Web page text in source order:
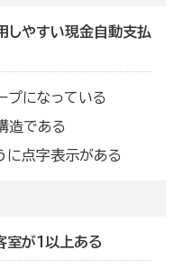
しやすい現金自動支払
プになっている
造である
に点字表示がある
が１以上ある